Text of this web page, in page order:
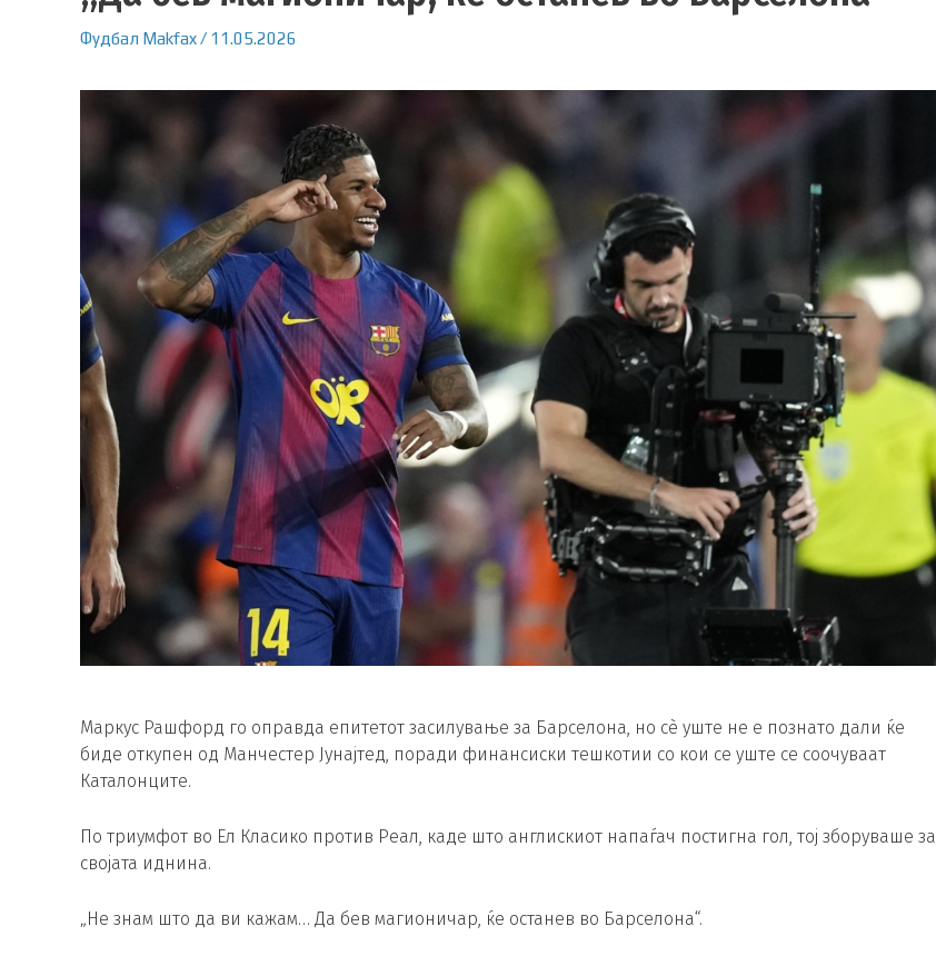
Фудбал Makfax/ 11.05.2026
Маркус Рашфорд го оправда епитетот засилување за Барселона, но сè уште не е познато дали ќе
биде откупен од Манчестер Јунајтед, поради финансиски тешкотии со кои се уште се соочуваат
Каталонците.
По триумфот во Ел Класико против Реал, каде што англискиот напаѓач постигна гол, тој зборуваше за
својата иднина.
„Не знам што да ви кажам… Да бев магионичар, ќе останев во Барселона“.